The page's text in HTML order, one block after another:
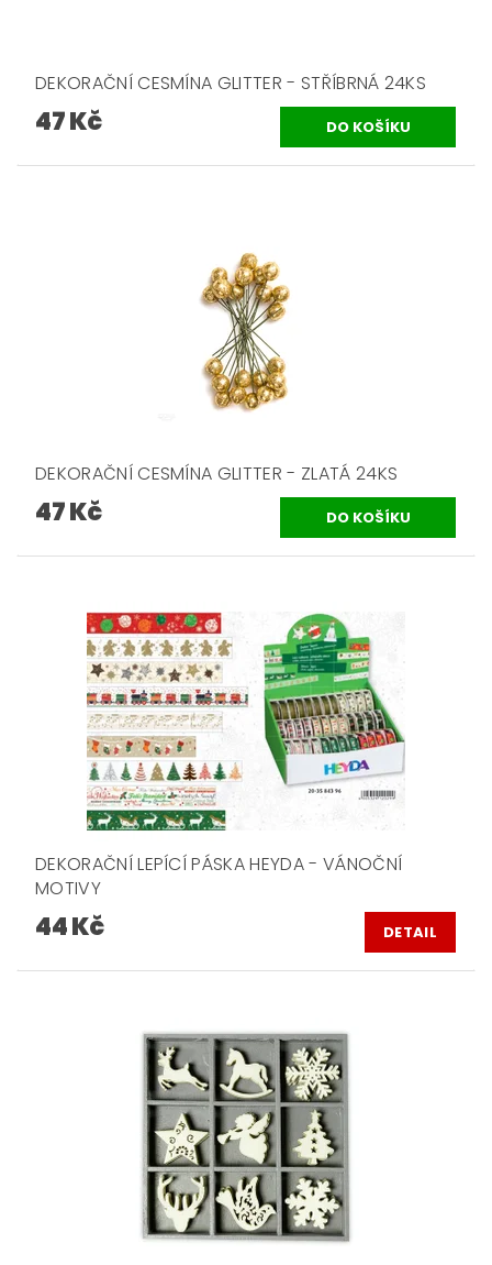
DEKORAČNÍ CESMÍNA GLITTER - STŘÍBRNÁ 24KS
47 Kč
DEKORAČNÍ CESMÍNA GLITTER - ZLATÁ 24KS
47 Kč
DEKORAČNÍ LEPÍCÍ PÁSKA HEYDA - VÁNOČNÍ
MOTIVY
44 Kč DETAIL